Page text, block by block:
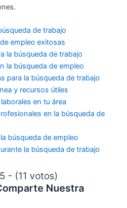
de trabajo
empleo exitosas
la búsqueda de trabajo
la búsqueda de empleo
para la búsqueda de trabajo
y recursos útiles
en tu área
en la búsqueda de
búsqueda de empleo
la búsqueda de trabajo
- (11 votos)
Nuestra